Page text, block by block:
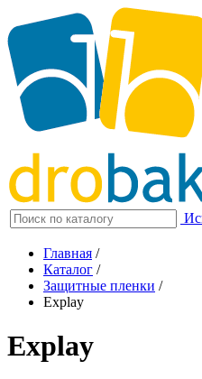
Главная /
Каталог /
Защитные пленки /
Explay
Explay